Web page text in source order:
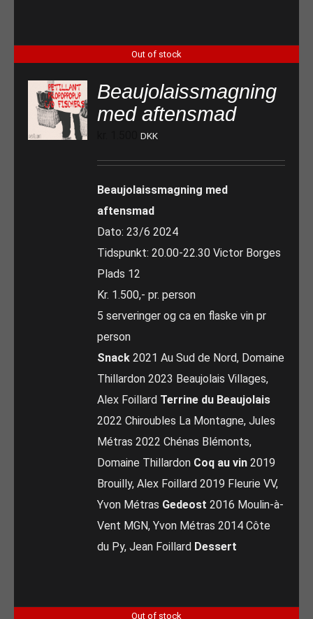
Out of stock
Beaujolaissmagning
med aftensmad
DKK
Beaujolaissmagning med
aftensmad
Dato: 23/6 2024
Tidspunkt: 20.00-22.30 Victor Borges
Plads 12
Kr. 1.500,- pr. person
5 serveringer og ca en flaske vin pr
person
Snack 2021 Au Sud de Nord, Domaine
Thillardon 2023 Beaujolais Villages,
Alex Foillard Terrine du Beaujolais
2022 Chiroubles La Montagne, Jules
Métras 2022 Chénas Blémonts,
Domaine Thillardon Coq au vin 2019
Brouilly, Alex Foillard 2019 Fleurie VV,
Yvon Métras Gedeost 2016 Moulin-à-
Vent MGN, Yvon Métras 2014 Côte
du Py, Jean Foillard Dessert
Out of stock